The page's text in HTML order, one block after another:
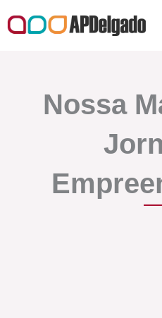
para
Nossa